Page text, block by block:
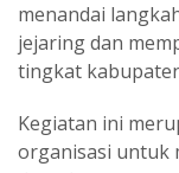
menandai
jejaring dan
tingkat
Kegiatan ini
organisasi untuk